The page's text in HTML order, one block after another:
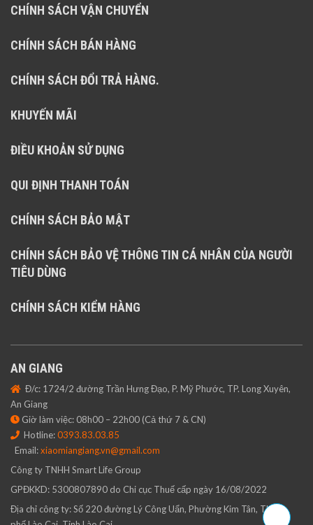
CHÍNH SÁCH VẬN CHUYỂN
CHÍNH SÁCH BÁN HÀNG
CHÍNH SÁCH ĐỔI TRẢ HÀNG.
KHUYẾN MÃI
ĐIỀU KHOẢN SỬ DỤNG
QUI ĐỊNH THANH TOÁN
CHÍNH SÁCH BẢO MẬT
CHÍNH SÁCH BẢO VỆ THÔNG TIN CÁ NHÂN CỦA NGƯỜI
TIÊU DÙNG
CHÍNH SÁCH KIỂM HÀNG
AN GIANG
Đ/c: 1724/2 đường Trần Hưng Đạo, P. Mỹ Phước, TP. Long Xuyên,
An Giang
Giờ làm việc: 08h00 – 22h00 (Cả thứ 7 & CN)
Hotline:0393.83.03.85
Email:xiaomiangiang.vn@gmail.com
Công ty TNHH Smart Life Group
GPĐKKD: 5300807890 do Chi cục Thuế cấp ngày 16/08/2022
Địa chỉ công ty: Số 220 đường Lý Công Uẩn, Phường Kim Tân, Thành